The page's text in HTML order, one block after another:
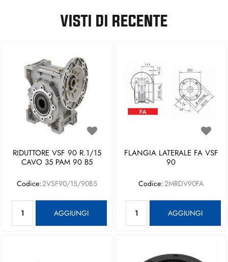
VISTI DI RECENTE
RIDUTTORE VSF 90 R.1/15
CAVO 35 PAM 90 B5
Codice:2VSF90/15/90B5
AGGIUNGI
FLANGIA LATERALE FA VSF
90
Codice: 2MRDV90FA
AGGIUNGI